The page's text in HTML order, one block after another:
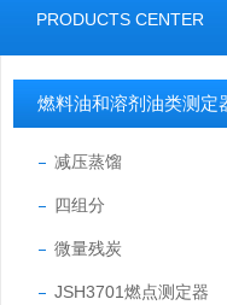
PRODUCTS CENTER
燃料油和溶剂油类测定
减压蒸馏
四组分
微量残炭
JSH3701燃点测定器